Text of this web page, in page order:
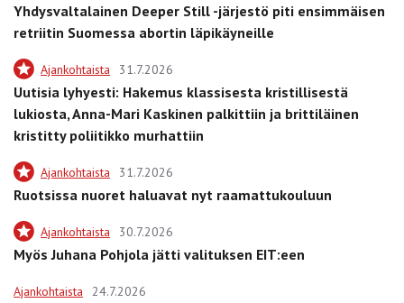
Yhdysvaltalainen Deeper Still -järjestö piti ensimmäisen
retriitin Suomessa abortin läpikäyneille
Ajankohtaista 31.7.2026
Uutisia lyhyesti: Hakemus klassisesta kristillisestä
lukiosta, Anna-Mari Kaskinen palkittiin ja brittiläinen
kristitty poliitikko murhattiin
Ajankohtaista 31.7.2026
Ruotsissa nuoret haluavat nyt raamattukouluun
Ajankohtaista 30.7.2026
Myös Juhana Pohjola jätti valituksen EIT:een
Ajankohtaista 24.7.2026